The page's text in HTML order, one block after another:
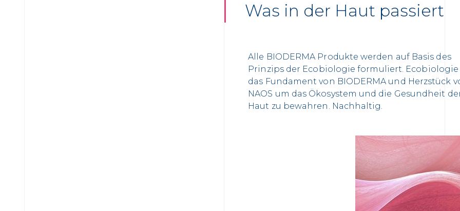
Was in der Haut passiert
Alle BIODERMA Produkte werden auf Basis des
Prinzips der Ecobiologie formuliert. Ecobiologie
das Fundament von BIODERMA und Herzstück
NAOS um das Ökosystem und die Gesundheit
Haut zu bewahren. Nachhaltig.